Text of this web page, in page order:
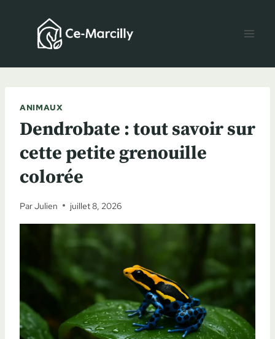
contenu
ANIMAUX
Dendrobate : tout savoir sur
cette petite grenouille
colorée
ParJulien juillet 8, 2026